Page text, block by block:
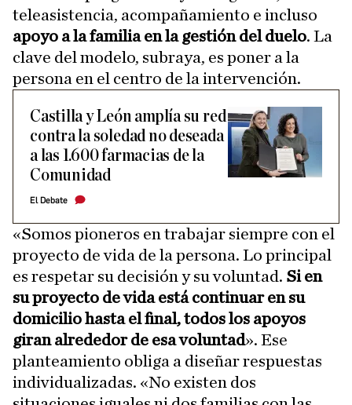
teleasistencia, acompañamiento e incluso
apoyo a la familia en la gestión del duelo. La
clave del modelo, subraya, es poner a la
persona en el centro de la intervención.
Castilla y León amplía su red
contra la soledad no deseada
a las 1.600 farmacias de la
Comunidad
El Debate
«Somos pioneros en trabajar siempre con el
proyecto de vida de la persona. Lo principal
es respetar su decisión y su voluntad. Si en
su proyecto de vida está continuar en su
domicilio hasta el final, todos los apoyos
giran alrededor de esa voluntad». Ese
planteamiento obliga a diseñar respuestas
individualizadas. «No existen dos